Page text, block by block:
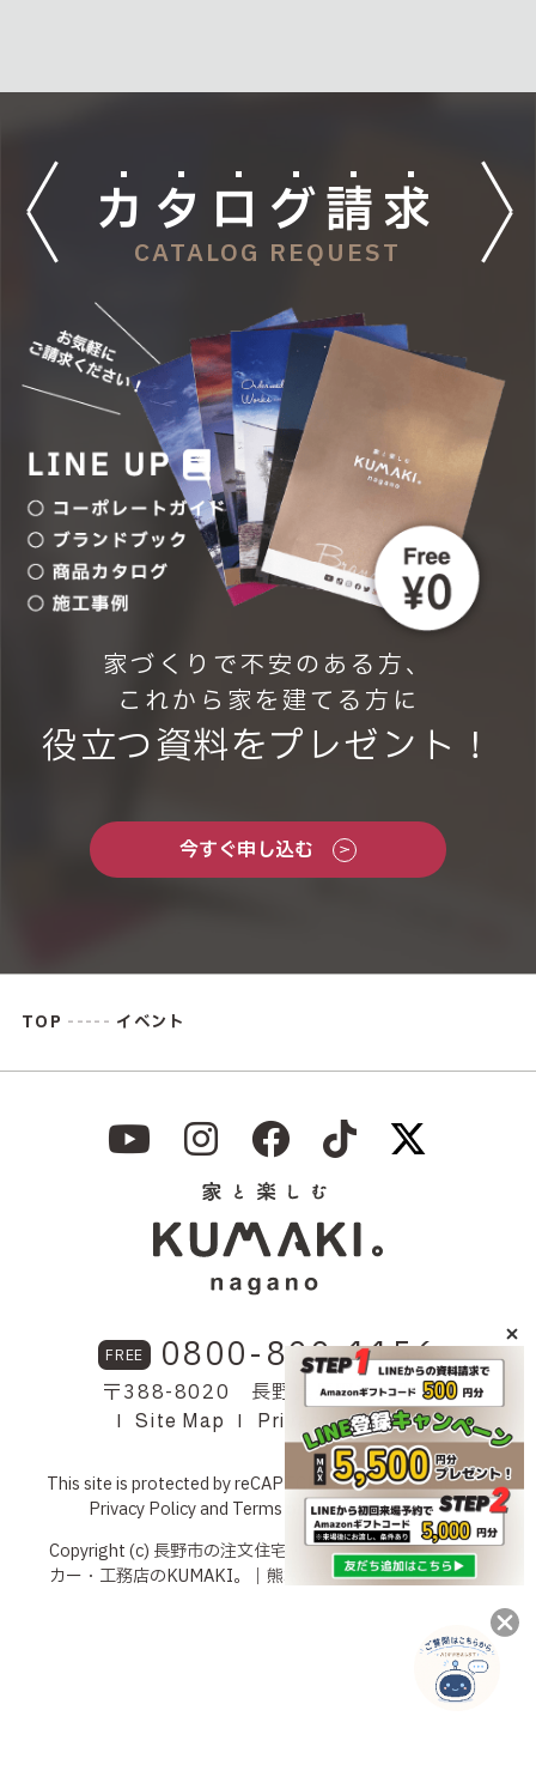
カ タ ロ グ請求
CATALOG REQUEST
家づくりで不安のある方、
これから家を建てる方に
役立つ資料をプレゼント！
今すぐ申し込む
TOP ----- イベント
〒388-8020 長野県長野市神明7
Site Map Privacy Policy
FREE 0800-800-1156
This site is protected by reCAPTCHA and the Google
Privacy Policyand Terms of Serviceapply.
Copyright (c) 長野市の注文住宅・リフォームはハウスメー
カー・工務店のKUMAKI。｜熊木住建All rights Reserved.